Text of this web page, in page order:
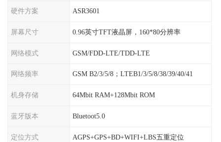
硬件方案 ASR3601
屏幕尺寸 0.96英寸TFT液晶屏，160*80分辨率
网络模式 GSM/FDD-LTE/TDD-LTE
网络频率 GSM B2/3/5/8；LTEB1/3/5/8/38/39/40/41
机身存储 64Mbit RAM+128Mbit ROM
蓝牙版本 Bluetoot5.0
定位方式 AGPS+GPS+BD+WIFI+LBS五重定位